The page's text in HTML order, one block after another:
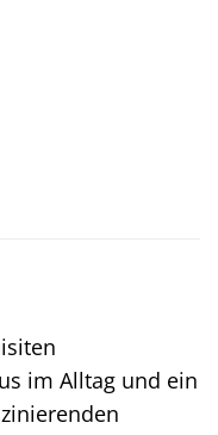
im Alltag und ein